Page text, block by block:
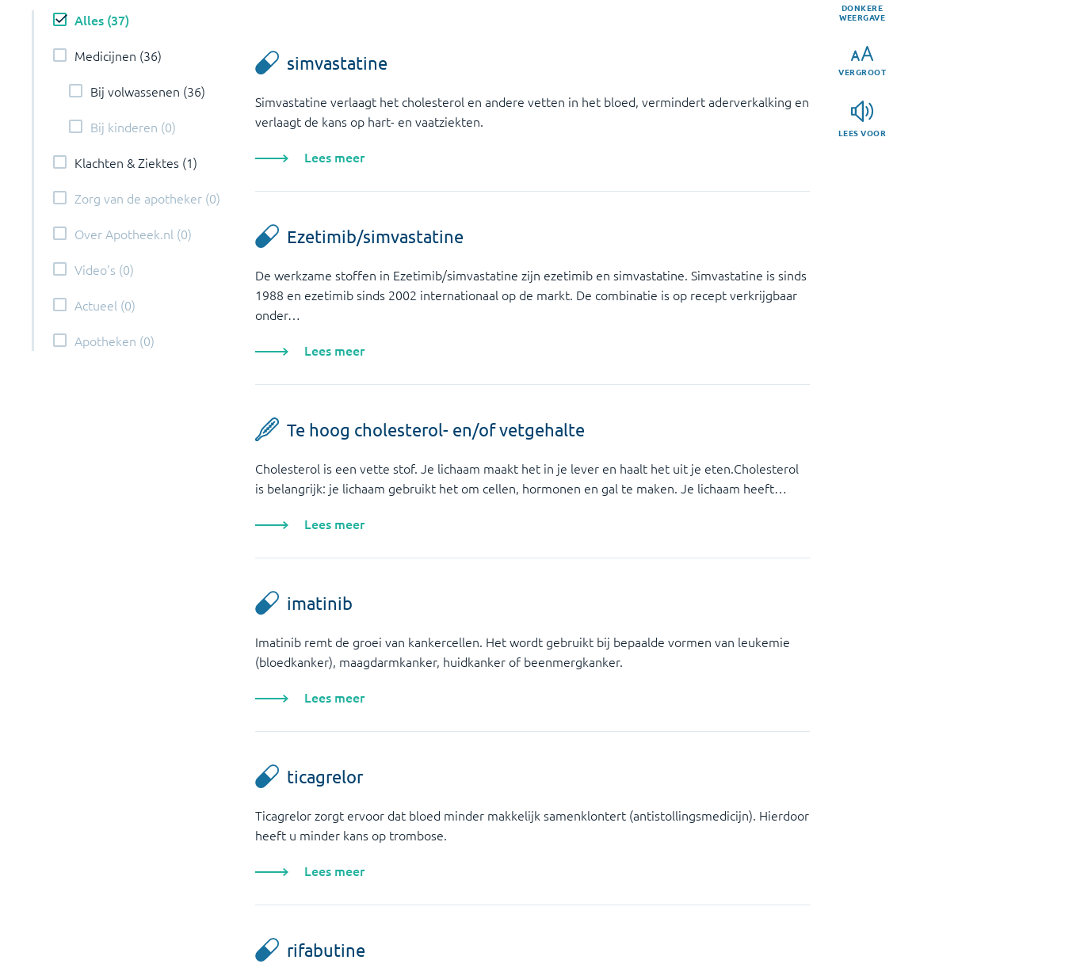
Alles (37)
Medicijnen (36)
Bij volwassenen (36)
Bij kinderen (0)
Klachten & Ziektes (1)
Zorg van de apotheker (0)
Over Apotheek.nl (0)
Video's (0)
Actueel (0)
Apotheken (0)
DONKERE
WEERGAVE
VERGROOT
LEES VOOR
simvastatine
Simvastatine verlaagt het cholesterol en andere vetten in het bloed, vermindert aderverkalking en
verlaagt de kans op hart- en vaatziekten.
Lees meer
Ezetimib/simvastatine
De werkzame stoffen in Ezetimib/simvastatine zijn ezetimib en simvastatine. Simvastatine is sinds
1988 en ezetimib sinds 2002 internationaal op de markt. De combinatie is op recept verkrijgbaar
onder…
Lees meer
Te hoog cholesterol- en/of vetgehalte
Cholesterol is een vette stof. Je lichaam maakt het in je lever en haalt het uit je eten.Cholesterol
is belangrijk: je lichaam gebruikt het om cellen, hormonen en gal te maken. Je lichaam heeft…
Lees meer
imatinib
Imatinib remt de groei van kankercellen. Het wordt gebruikt bij bepaalde vormen van leukemie
(bloedkanker), maagdarmkanker, huidkanker of beenmergkanker.
Lees meer
ticagrelor
Ticagrelor zorgt ervoor dat bloed minder makkelijk samenklontert (antistollingsmedicijn). Hierdoor
heeft u minder kans op trombose.
Lees meer
rifabutine